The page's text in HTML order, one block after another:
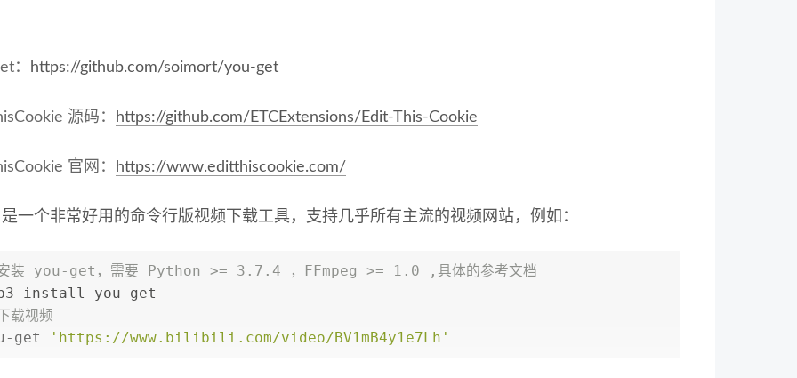
： https://github.com/soimort/you-get
源码： https://github.com/ETCExtensions/Edit-This-Cookie
官网： https://www.editthiscookie.com/
一个非常好用的命令行版视频下载工具，支持几乎所有主流的视频网站，例如：
装 you-get，需要 Python >= 3.7.4 ，FFmpeg >= 1.0 ,具体的参考文档
install you-get
载视频
get
'https://www.bilibili.com/video/BV1mB4y1e7Lh'